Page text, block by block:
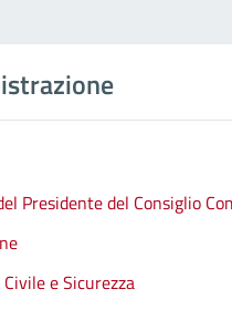
Presidente del Consiglio
e Sicurezza